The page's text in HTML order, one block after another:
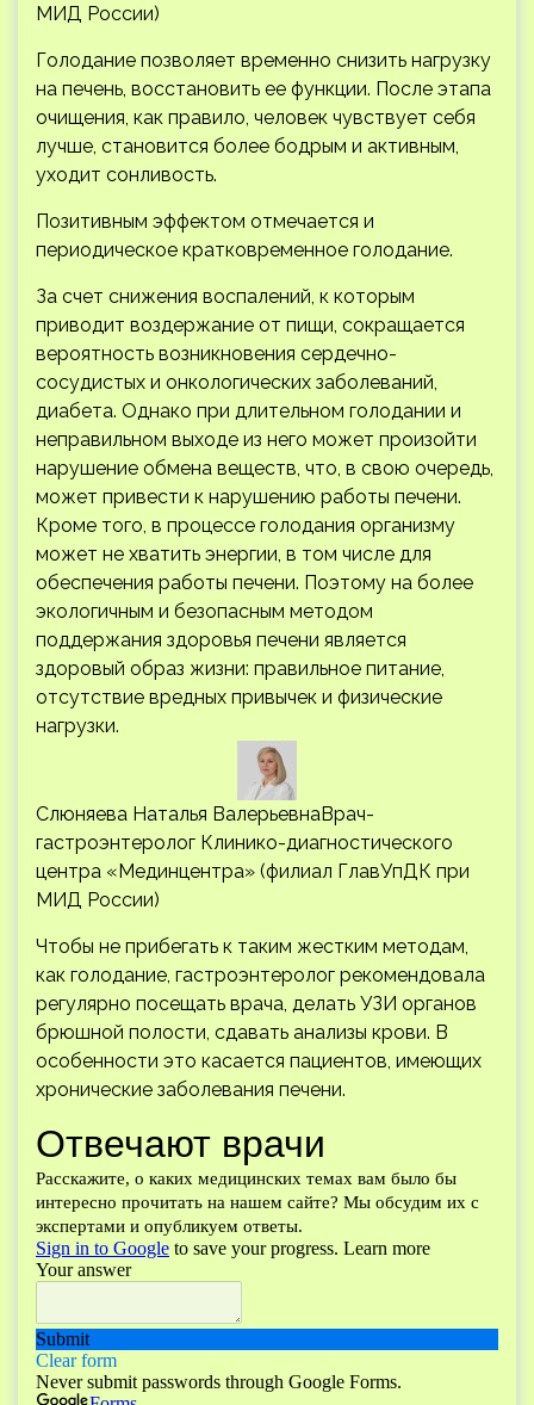
МИД России)
Голодание позволяет временно снизить нагрузку
на печень, восстановить ее функции. После этапа
очищения, как правило, человек чувствует себя
лучше, становится более бодрым и активным,
уходит сонливость.
Позитивным эффектом отмечается и
периодическое кратковременное голодание.
За счет снижения воспалений, к которым
приводит воздержание от пищи, сокращается
вероятность возникновения сердечно-
сосудистых и онкологических заболеваний,
диабета. Однако при длительном голодании и
неправильном выходе из него может произойти
нарушение обмена веществ, что, в свою очередь,
может привести к нарушению работы печени.
Кроме того, в процессе голодания организму
может не хватить энергии, в том числе для
обеспечения работы печени. Поэтому на более
экологичным и безопасным методом
поддержания здоровья печени является
здоровый образ жизни: правильное питание,
отсутствие вредных привычек и физические
нагрузки.
Слюняева Наталья ВалерьевнаВрач-
гастроэнтеролог Клинико-диагностического
центра «Мединцентра» (филиал ГлавУпДК при
МИД России)
Чтобы не прибегать к таким жестким методам,
как голодание, гастроэнтеролог рекомендовала
регулярно посещать врача, делать УЗИ органов
брюшной полости, сдавать анализы крови. В
особенности это касается пациентов, имеющих
хронические заболевания печени.